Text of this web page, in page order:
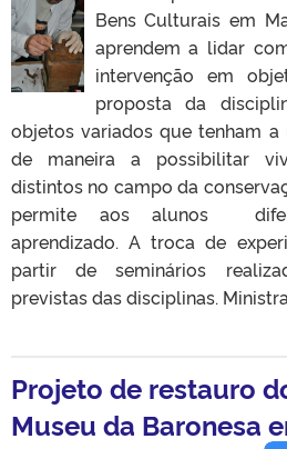
Bens Culturais em
aprendem a lidar
intervenção em
proposta da
objetos variados que tenham
de maneira a possibilitar
distintos no campo da
permite aos alunos
aprendizado. A troca de
partir de seminários
previstas das disciplinas.
Projeto de restauro
Museu da Baronesa